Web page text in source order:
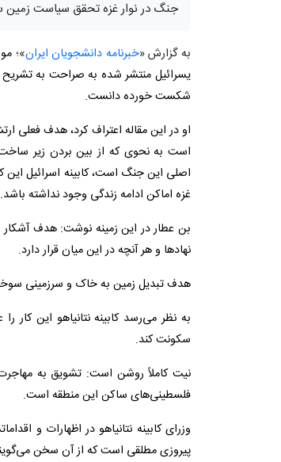
جنگ در نوار غزه تحقق سیاست
به گزارش «خبرنامه دانشجویان ایران»؛
یسرائیل منتشر شده به صراحت به تشریح
شکست خورده دانست.
او در این مقاله اعتراف کرد، هدف فعلی
است به نحوی که از بین بردن زیر
اصلی این جنگ است، کابینه اسرائیل این
غزه اماکن ادامه زندگی وجود نداشته باشد.
بن عطار در این زمینه نوشت: هدف
نهادها و هر آنچه در این میان قرار دارد.
هدف تبدیل زمین به خاک و سرزمینی
به نظر می‌رسد کابینه نتانیاهو این کار
سکونت کند.
نیت کاملاً روشن است: تشویق به
فلسطینی‌های ساکن این منطقه است.
وزرای کابینه نتانیاهو در اظهارات و
پیروزی مطلقی است که از آن سخن